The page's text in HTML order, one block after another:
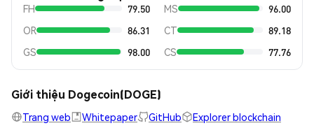
FH 79.50 MS
96.00
OR
86.31 CT
89.18
GS
98.00 CS 77.76
Giới thiệu Dogecoin(DOGE)
Trang web Whitepaper GitHub Explorer blockchain